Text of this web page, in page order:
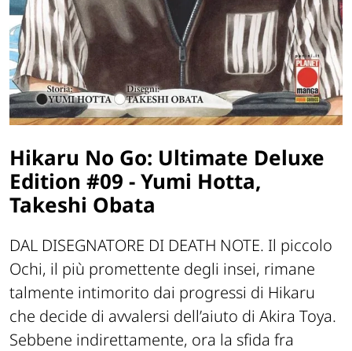
Hikaru No Go: Ultimate Deluxe
Edition #09 - Yumi Hotta,
Takeshi Obata
DAL DISEGNATORE DI DEATH NOTE. Il piccolo
Ochi, il più promettente degli insei, rimane
talmente intimorito dai progressi di Hikaru
che decide di avvalersi dell’aiuto di Akira Toya.
Sebbene indirettamente, ora la sfida fra